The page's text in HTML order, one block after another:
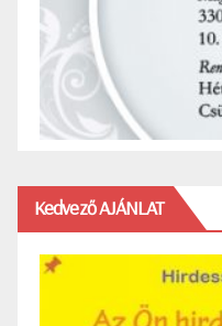
Kedvező AJÁNLAT